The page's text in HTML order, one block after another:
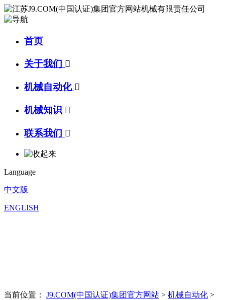
首页
关于我们 
机械自动化 
机械知识 
联系我们 
Language
中文版
ENGLISH
当前位置： J9.COM(中国认证)集团官方网站 > 机械自动化 >